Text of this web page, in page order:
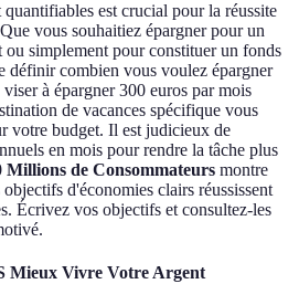
est crucial pour la réussite
vous souhaitiez épargner pour un
simplement pour constituer un fonds
définir combien vous voulez épargner
à épargner 300 euros par mois
de vacances spécifique vous
votre budget. Il est judicieux de
en mois pour rendre la tâche plus
Millions de Consommateurs montre
d'économies clairs réussissent
Écrivez vos objectifs et consultez-les
Mieux Vivre Votre Argent